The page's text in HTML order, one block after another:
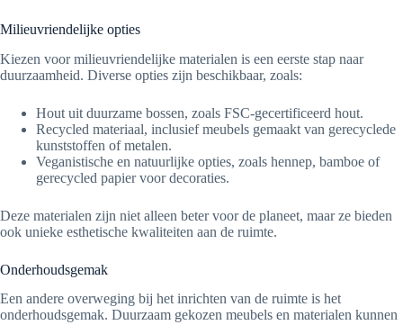
Milieuvriendelijke opties
Kiezen voor milieuvriendelijke materialen is een eerste stap naar
duurzaamheid. Diverse opties zijn beschikbaar, zoals:
Hout uit duurzame bossen, zoals FSC-gecertificeerd hout.
Recycled materiaal, inclusief meubels gemaakt van gerecyclede
kunststoffen of metalen.
Veganistische en natuurlijke opties, zoals hennep, bamboe of
gerecycled papier voor decoraties.
Deze materialen zijn niet alleen beter voor de planeet, maar ze bieden
ook unieke esthetische kwaliteiten aan de ruimte.
Onderhoudsgemak
Een andere overweging bij het inrichten van de ruimte is het
onderhoudsgemak. Duurzaam gekozen meubels en materialen kunnen